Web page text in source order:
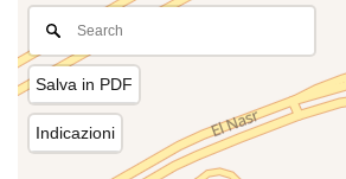
Salva in PDF
Indicazioni